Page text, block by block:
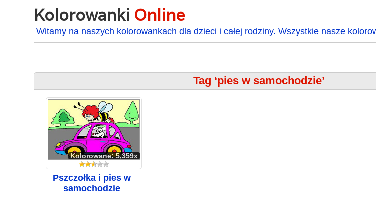
Kolorowanki Online
Witamy na naszych kolorowankach dla dzieci i całej rodziny. Wszystkie nasze
Tag ‘pies w samochodzie’
Kolorowane: 5,359x
Pszczołka i pies w
samochodzie